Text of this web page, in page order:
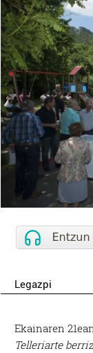
Legazpi
Ekainaren
Telleriarte